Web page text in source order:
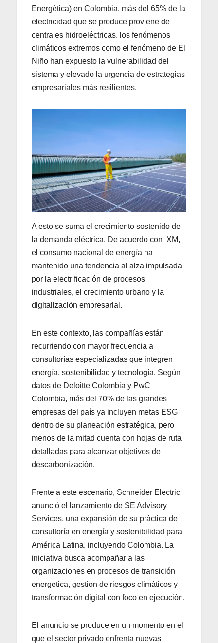
Energética) en Colombia, más del 65% de la
electricidad que se produce proviene de
centrales hidroeléctricas, los fenómenos
climáticos extremos como el fenómeno de El
Niño han expuesto la vulnerabilidad del
sistema y elevado la urgencia de estrategias
empresariales más resilientes.
A esto se suma el crecimiento sostenido de
la demanda eléctrica. De acuerdo con XM,
el consumo nacional de energía ha
mantenido una tendencia al alza impulsada
por la electrificación de procesos
industriales, el crecimiento urbano y la
digitalización empresarial.
En este contexto, las compañías están
recurriendo con mayor frecuencia a
consultorías especializadas que integren
energía, sostenibilidad y tecnología. Según
datos de Deloitte Colombia y PwC
Colombia, más del 70% de las grandes
empresas del país ya incluyen metas ESG
dentro de su planeación estratégica, pero
menos de la mitad cuenta con hojas de ruta
detalladas para alcanzar objetivos de
descarbonización.
Frente a este escenario, Schneider Electric
anunció el lanzamiento de SE Advisory
Services, una expansión de su práctica de
consultoría en energía y sostenibilidad para
América Latina, incluyendo Colombia. La
iniciativa busca acompañar a las
organizaciones en procesos de transición
energética, gestión de riesgos climáticos y
transformación digital con foco en ejecución.
El anuncio se produce en un momento en el
que el sector privado enfrenta nuevas